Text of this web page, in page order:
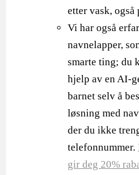
etter vask, også
Vi har også
navnelapper,
smarte ting; du
hjelp av en AI-
barnet selv å
løsning med
der du ikke
telefonnummer.
gir deg 20%